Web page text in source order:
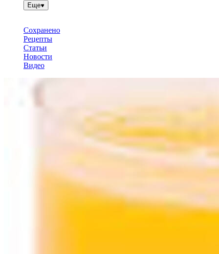
Еще
Сохранено
Рецепты
Статьи
Новости
Видео